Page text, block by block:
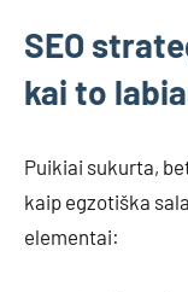
SEO
kai to
Puikiai sukurta,
kaip egzotiška
elementai: